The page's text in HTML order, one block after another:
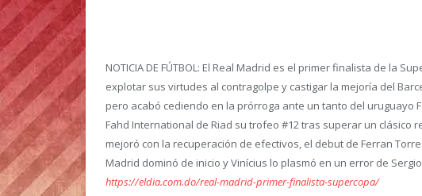
NOTICIA DE FÚTBOL: El Real Madrid es el primer finalista de la
explotar sus virtudes al contragolpe y castigar la mejoría del
pero acabó cediendo en la prórroga ante un tanto del uruguayo
Fahd International de Riad su trofeo #12 tras superar un clásico
mejoró con la recuperación de efectivos, el debut de Ferran
Madrid dominó de inicio y Vinícius lo plasmó en un error de
https://eldia.com.do/real-madrid-primer-finalista-supercopa/